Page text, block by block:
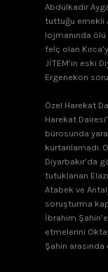
Abdülkadir
tuttuğu emekli
lojmanında ölü
felç olan
JİTEM’in eski
Ergenekon
Özel Harekat
Harekat
bürosunda
kurtarılamadı.
Diyarbakır’da
tutuklanan
Atabek ve
soruşturma
İbrahim
etmelerini
Şahin